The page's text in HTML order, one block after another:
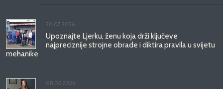
20.07.2026.
Upoznajte Ljerku, ženu koja drži ključeve
najpreciznije strojne obrade i diktira pravila u svijetu
mehanike
08.06.2026.